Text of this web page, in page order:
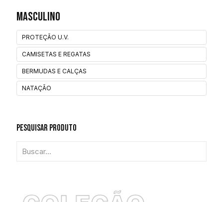
Masculino
PROTEÇÃO U.V.
CAMISETAS E REGATAS
BERMUDAS E CALÇAS
NATAÇÃO
Pesquisar Produto